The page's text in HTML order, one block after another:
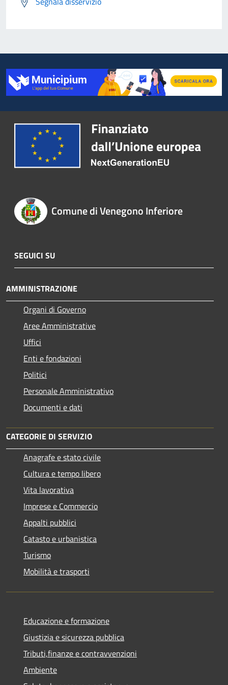
Comune di Venegono Inferiore
SEGUICI SU
AMMINISTRAZIONE
Organi di Governo
Aree Amministrative
Uffici
Enti e fondazioni
Politici
Personale Amministrativo
Documenti e dati
CATEGORIE DI SERVIZIO
Anagrafe e stato civile
Cultura e tempo libero
Vita lavorativa
Imprese e Commercio
Appalti pubblici
Catasto e urbanistica
Turismo
Mobilità e trasporti
Educazione e formazione
Giustizia e sicurezza pubblica
Tributi,finanze e contravvenzioni
Ambiente